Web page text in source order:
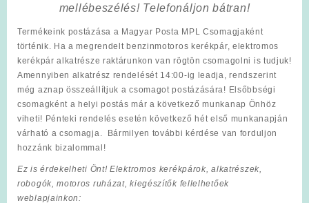
mellébeszélés! Telefonáljon bátran!
Termékeink postázása a Magyar Posta MPL Csomagjaként
történik. Ha a megrendelt benzinmotoros kerékpár, elektromos
kerékpár alkatrésze raktárunkon van rögtön csomagolni is tudjuk!
Amennyiben alkatrész rendelését 14:00-ig leadja, rendszerint
még aznap összeállítjuk a csomagot postázására! Elsőbbségi
csomagként a helyi postás már a következő munkanap Önhöz
viheti! Pénteki rendelés esetén következő hét első munkanapján
várható a csomagja. Bármilyen további kérdése van forduljon
hozzánk bizalommal!
Ez is érdekelheti Önt! Elektromos kerékpárok, alkatrészek,
robogók, motoros ruházat, kiegészítők fellelhetőek
weblapjainkon: